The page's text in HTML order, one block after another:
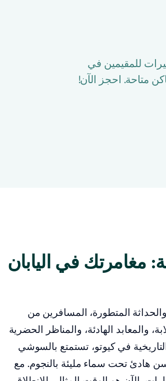
للمقيمين في
في اليابان
والحداثة المتطورة، المسافرين من
والمعابد الهادئة، والمناظر الحضرية
في كيوتو، تستمتع بالسوشي
هادئ تحت سماء مليئة بالنجوم. مع